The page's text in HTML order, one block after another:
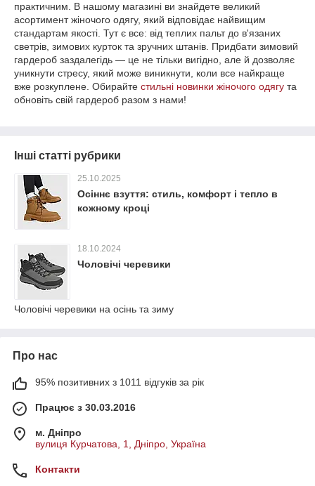
практичним. В нашому магазині ви знайдете великий
асортимент жіночого одягу, який відповідає найвищим
стандартам якості. Тут є все: від теплих пальт до в'язаних
светрів, зимових курток та зручних штанів. Придбати зимовий
гардероб заздалегідь — це не тільки вигідно, але й дозволяє
уникнути стресу, який може виникнути, коли все найкраще
вже розкуплене. Обирайте стильні новинки жіночого одягу та
обновіть свій гардероб разом з нами!
Інші статті рубрики
25.10.2025
Осіннє взуття: стиль, комфорт і тепло в
кожному кроці
18.10.2024
Чоловічі черевики
Чоловічі черевики на осінь та зиму
Про нас
95% позитивних з 1011 відгуків за рік
Працює з 30.03.2016
м. Дніпро
вулиця Курчатова, 1, Дніпро, Україна
Контакти